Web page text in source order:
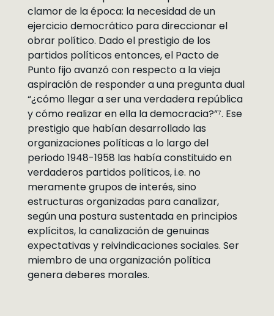
clamor de la época: la necesidad de un
ejercicio democrático para direccionar el
obrar político. Dado el prestigio de los
partidos políticos entonces, el Pacto de
Punto fijo avanzó con respecto a la vieja
aspiración de responder a una pregunta dual
“¿cómo llegar a ser una verdadera república
y cómo realizar en ella la democracia?”⁷. Ese
prestigio que habían desarrollado las
organizaciones políticas a lo largo del
periodo 1948-1958 las había constituido en
verdaderos partidos políticos, i.e. no
meramente grupos de interés, sino
estructuras organizadas para canalizar,
según una postura sustentada en principios
explícitos, la canalización de genuinas
expectativas y reivindicaciones sociales. Ser
miembro de una organización política
genera deberes morales.